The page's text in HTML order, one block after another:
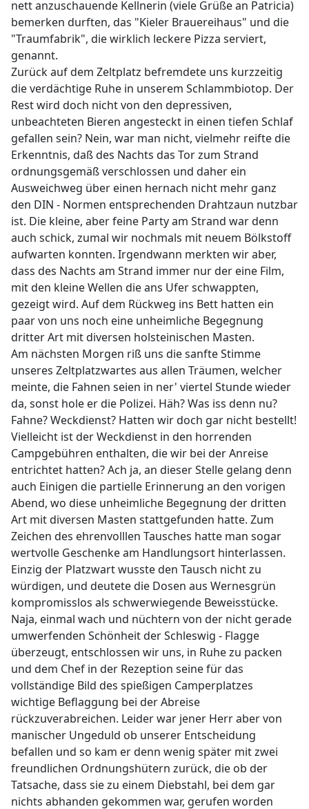
nett anzuschauende Kellnerin (viele Grüße an Patricia)
bemerken durften, das "Kieler Brauereihaus" und die
"Traumfabrik", die wirklich leckere Pizza serviert,
genannt.
Zurück auf dem Zeltplatz befremdete uns kurzzeitig
die verdächtige Ruhe in unserem Schlammbiotop. Der
Rest wird doch nicht von den depressiven,
unbeachteten Bieren angesteckt in einen tiefen Schlaf
gefallen sein? Nein, war man nicht, vielmehr reifte die
Erkenntnis, daß des Nachts das Tor zum Strand
ordnungsgemäß verschlossen und daher ein
Ausweichweg über einen hernach nicht mehr ganz
den DIN - Normen entsprechenden Drahtzaun nutzbar
ist. Die kleine, aber feine Party am Strand war denn
auch schick, zumal wir nochmals mit neuem Bölkstoff
aufwarten konnten. Irgendwann merkten wir aber,
dass des Nachts am Strand immer nur der eine Film,
mit den kleine Wellen die ans Ufer schwappten,
gezeigt wird. Auf dem Rückweg ins Bett hatten ein
paar von uns noch eine unheimliche Begegnung
dritter Art mit diversen holsteinischen Masten.
Am nächsten Morgen riß uns die sanfte Stimme
unseres Zeltplatzwartes aus allen Träumen, welcher
meinte, die Fahnen seien in ner' viertel Stunde wieder
da, sonst hole er die Polizei. Häh? Was iss denn nu?
Fahne? Weckdienst? Hatten wir doch gar nicht bestellt!
Vielleicht ist der Weckdienst in den horrenden
Campgebühren enthalten, die wir bei der Anreise
entrichtet hatten? Ach ja, an dieser Stelle gelang denn
auch Einigen die partielle Erinnerung an den vorigen
Abend, wo diese unheimliche Begegnung der dritten
Art mit diversen Masten stattgefunden hatte. Zum
Zeichen des ehrenvolllen Tausches hatte man sogar
wertvolle Geschenke am Handlungsort hinterlassen.
Einzig der Platzwart wusste den Tausch nicht zu
würdigen, und deutete die Dosen aus Wernesgrün
kompromisslos als schwerwiegende Beweisstücke.
Naja, einmal wach und nüchtern von der nicht gerade
umwerfenden Schönheit der Schleswig - Flagge
überzeugt, entschlossen wir uns, in Ruhe zu packen
und dem Chef in der Rezeption seine für das
vollständige Bild des spießigen Camperplatzes
wichtige Beflaggung bei der Abreise
rückzuverabreichen. Leider war jener Herr aber von
manischer Ungeduld ob unserer Entscheidung
befallen und so kam er denn wenig später mit zwei
freundlichen Ordnungshütern zurück, die ob der
Tatsache, dass sie zu einem Diebstahl, bei dem gar
nichts abhanden gekommen war, gerufen worden